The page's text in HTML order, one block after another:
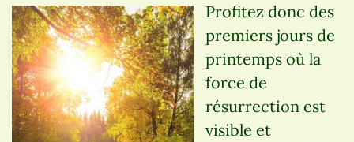
Profitez donc des
premiers jours de
printemps où la
force de
résurrection est
visible et